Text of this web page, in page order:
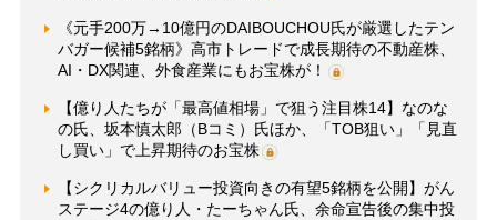
《元手200万→10億円のDAIBOUCHOU氏が厳選したテン
バガー候補5銘柄》高市トレードで成長期待の不動産株、
AI・DX関連、外食産業にもお宝株が！
【億り人たちが「最高値相場」で狙う注目株14】なのな
の氏、坂本慎太郎（Bコミ）氏ほか、「TOB狙い」「見直
し買い」で上昇期待のお宝株
【シクリカルバリュー投資向きの有望5銘柄を公開】がん
ステージ4の億り人・たーちゃん氏、余命宣告後の集中投